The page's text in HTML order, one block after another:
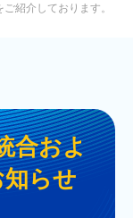
紹介しております。
合およ
らせ